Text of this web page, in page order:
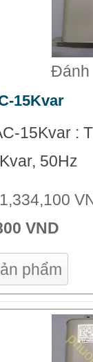
Đánh
15Kvar
15Kvar :
50Hz
1,334,100
VND
phẩm